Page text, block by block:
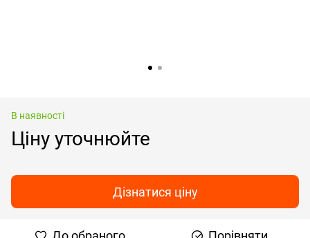
В наявності
Ціну уточнюйте
Дізнатися ціну